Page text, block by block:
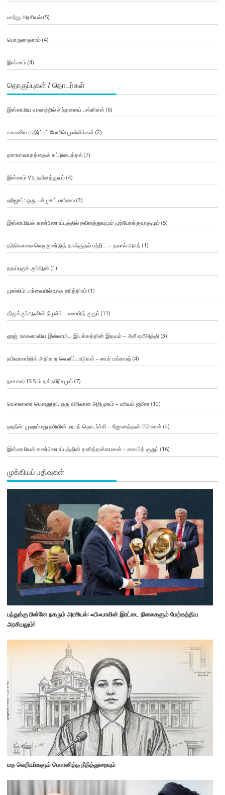
மாற்று அரசியல்(5)
பொருளாதாரம்(4)
இஸ்லாம்(4)
தொகுப்புகள் / தொடர்கள்
இஸ்லாமிய வரலாற்றில் சிந்தனைப் பள்ளிகள் (6)
காலனிய எதிர்ப்புப் போரில் முஸ்லிம்கள் (2)
தாராளவாதத்தைக் கட்டுடைத்தல்(7)
இஸ்லாம் Vs. நவீனத்துவம்(4)
ஹிஜாப்: ஒரு பன்முகப் பார்வை(3)
இஸ்லாமியக் கண்ணோட்டத்தில் நவீனத்துவமும் முற்போக்குவாதமும்(5)
தற்கொலை வெடிகுண்டுத் தாக்குதல் பற்றி… – தலால் அசத் (1)
ததப்புருல் குர்ஆன் (1)
முஸ்லிம் பார்வையில் உலக சரித்திரம்(1)
திருக்குர்ஆனின் நிழலில் – சையித் குதுப் (11)
ஹஜ்: உலகளாவிய இஸ்லாமிய இயக்கத்தின் இதயம் – அலீ ஷரீஅத்தி (3)
நபிவரலாற்றில் அதிகார வெளிப்பாடுகள் – ஸபர் பங்காஷ் (4)
நாசகார ISIS-ம் தக்ஃபீரிசமும்(7)
மௌலானா மௌதூதி: ஒரு விரிவான அறிமுகம் – மரியம் ஜமீலா (10)
ஹதீஸ்: முஹம்மது நபியின் மரபுத் தொடர்ச்சி – ஜோனத்தன் பிரௌன் (4)
இஸ்லாமியக் கண்ணோட்டத்தின் தனித்தன்மைகள் – சையித் குதுப் (16)
முக்கியப் பதிவுகள்
பந்துக்கு பின்னே நகரும் அரசியல்: ஃபிஃபாவின் இரட்டை நிலைகளும் மேற்கத்திய
அரசியலும்!
மத வெறியர்களும் மௌனித்த நீதித்துறையும்